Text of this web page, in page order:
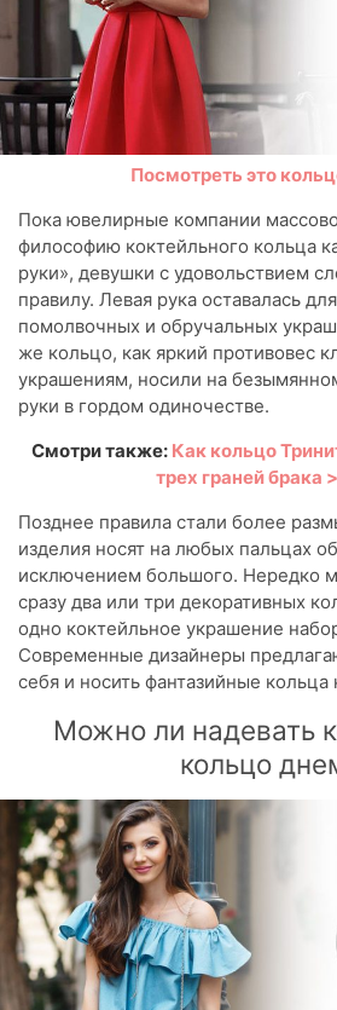
Посмотреть это
Пока ювелирные компании
философию коктейльного кольца
руки», девушки с удовольствием
правилу. Левая рука оставалась
помолвочных и обручальных
же кольцо, как яркий противовес
украшениям, носили на
руки в гордом одиночестве.
Смотри также: Как кольцо
трех граней брака
Позднее правила стали более
изделия носят на любых пальцах
исключением большого. Нередко
сразу два или три декоративных
одно коктейльное украшение
Современные дизайнеры
себя и носить фантазийные
Можно ли надевать
кольцо